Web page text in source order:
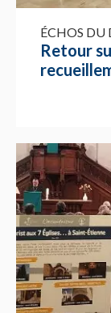
ÉCHOS DU
Retour